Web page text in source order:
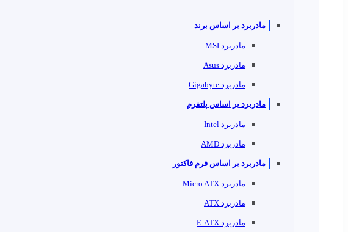
مادربرد بر اساس برند
مادربرد MSI
مادربرد Asus
مادربرد Gigabyte
مادربرد بر اساس پلتفرم
مادربرد Intel
مادربرد AMD
مادربرد بر اساس فرم فاکتور
مادربرد Micro ATX
مادربرد ATX
مادربرد E-ATX